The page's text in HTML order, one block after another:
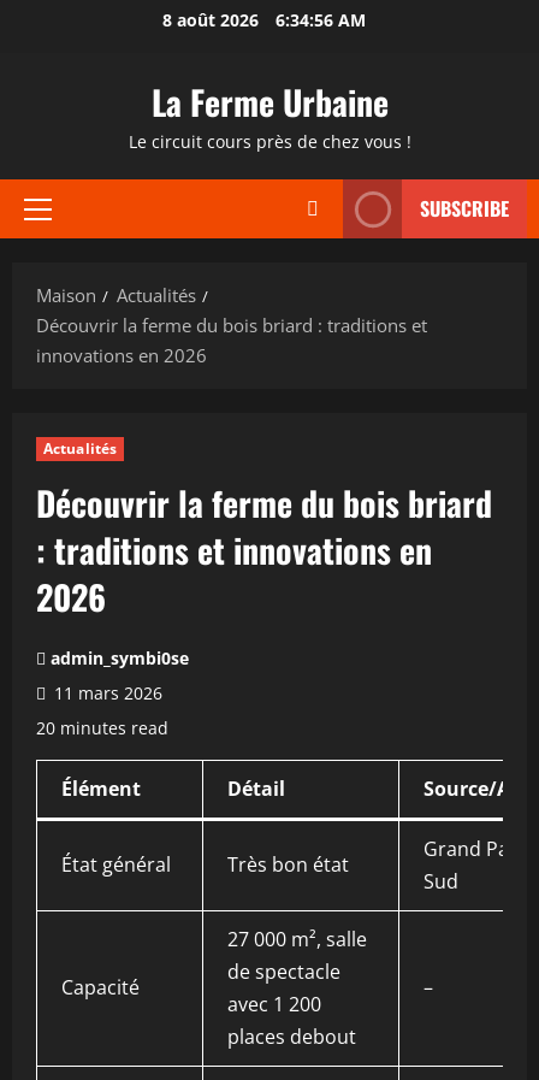
8 août 2026 6:34:57 AM
La Ferme Urbaine
Le circuit cours près de chez vous !
Menu
SUBSCRIBE
Maison
Actualités
Découvrir la ferme du bois briard : traditions et
innovations en 2026
Actualités
Découvrir la ferme du bois briard
: traditions et innovations en
2026
admin_symbi0se
11 mars 2026
20 minutes read
Élément Détail Source/
État général Très bon état
Grand Paris
Sud
Capacité
27 000 m², salle
de spectacle
avec 1 200
places debout
–